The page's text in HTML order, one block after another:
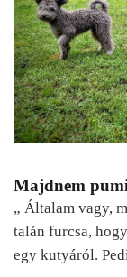
Majdnem
„ Általam vagy,
talán furcsa,
egy kutyáról.